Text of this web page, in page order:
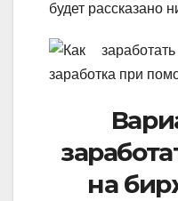
будет рассказано
на